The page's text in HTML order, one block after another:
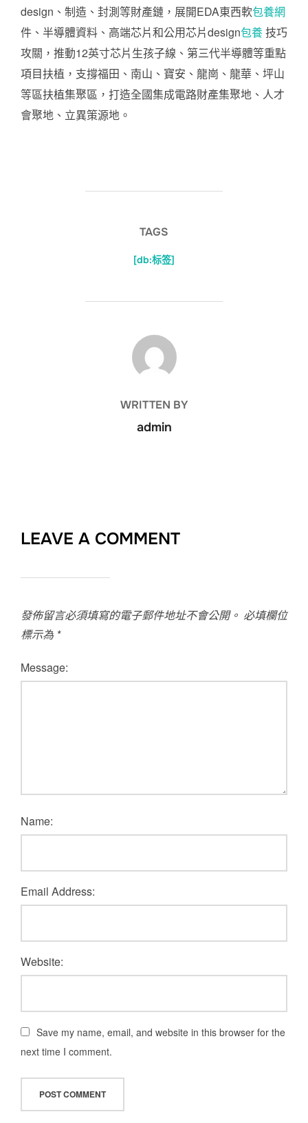
design、制造、封測等財產鏈，展開EDA東西軟包養網
件、半導體資料、高端芯片和公用芯片design包養技巧
攻關，推動12英寸芯片生孩子線、第三代半導體等重點
項目扶植，支撐福田、南山、寶安、龍崗、龍華、坪山
等區扶植集聚區，打造全國集成電路財產集聚地、人才
會聚地、立異策源地。
TAGS
[db:标签]
POST AUTHOR
WRITTEN BY
admin
LEAVE A COMMENT
發佈留言必須填寫的電子郵件地址不會公開。 必填欄位
標示為 *
Message:
Name:
Email Address:
Website:
Save my name, email, and website in this browser for the
next time I comment.